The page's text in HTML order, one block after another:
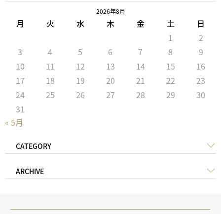
2026年8月
月 火 水 木 金 土 日
« 5月
1
2
3
4 5 6 7 8
9
10
11 12 13 14 15
16
17
18 19 20 21 22
23
24
25 26 27 28 29
30
31
CATEGORY
ARCHIVE